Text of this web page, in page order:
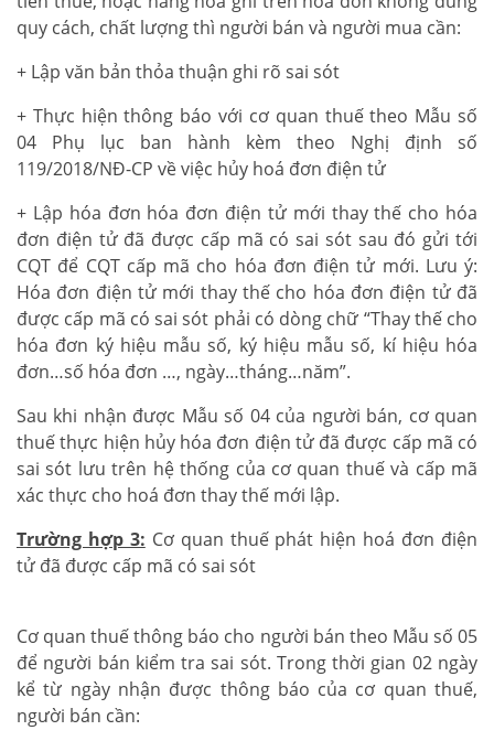
quy cách, chất lượng thì người bán và người mua cần:
+ Lập văn bản thỏa thuận ghi rõ sai sót
+ Thực hiện thông báo với cơ quan thuế theo Mẫu số
04 Phụ lục ban hành kèm theo Nghị định số
119/2018/NĐ-CP về việc hủy hoá đơn điện tử
+ Lập hóa đơn hóa đơn điện tử mới thay thế cho hóa
đơn điện tử đã được cấp mã có sai sót sau đó gửi tới
CQT để CQT cấp mã cho hóa đơn điện tử mới. Lưu ý:
Hóa đơn điện tử mới thay thế cho hóa đơn điện tử đã
được cấp mã có sai sót phải có dòng chữ “Thay thế cho
hóa đơn ký hiệu mẫu số, ký hiệu mẫu số, kí hiệu hóa
đơn…số hóa đơn …, ngày…tháng…năm”.
Sau khi nhận được Mẫu số 04 của người bán, cơ quan
thuế thực hiện hủy hóa đơn điện tử đã được cấp mã có
sai sót lưu trên hệ thống của cơ quan thuế và cấp mã
xác thực cho hoá đơn thay thế mới lập.
Trường hợp 3: Cơ quan thuế phát hiện hoá đơn điện
tử đã được cấp mã có sai sót
Cơ quan thuế thông báo cho người bán theo Mẫu số 05
để người bán kiểm tra sai sót. Trong thời gian 02 ngày
kể từ ngày nhận được thông báo của cơ quan thuế,
người bán cần: